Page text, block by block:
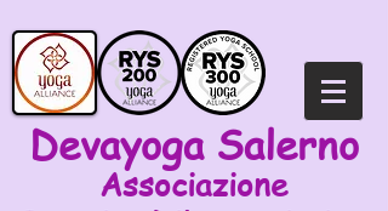
Devayoga Salerno
Associazione